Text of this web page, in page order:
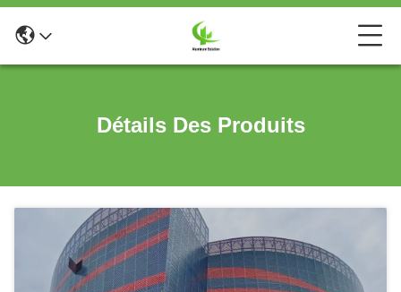
Détails Des Produits